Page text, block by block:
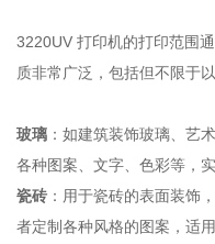
3220UV 打印机的打印范围
质非常广泛，包括但不限于
玻璃 ：如建筑装饰玻璃、艺
各种图案、文字、色彩等，
瓷砖 ：用于瓷砖的表面装饰
者定制各种风格的图案，适